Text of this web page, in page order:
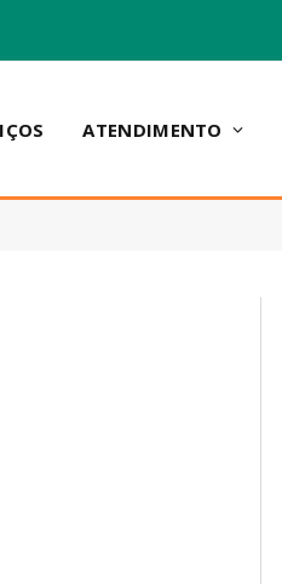
ATENDIMENTO